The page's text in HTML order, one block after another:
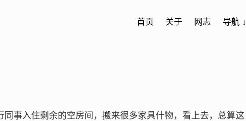
首页 关于 网志 导航 ↓
事入住剩余的空房间，搬来很多家具什物，看上去，总算这